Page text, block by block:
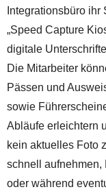
Integrationsbüro
„Speed Capture
digitale
Die Mitarbeiter
Pässen und
sowie
Abläufe erleichtern
kein aktuelles Foto
schnell aufnehmen,
oder während